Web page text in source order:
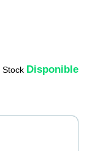
Stock Disponible